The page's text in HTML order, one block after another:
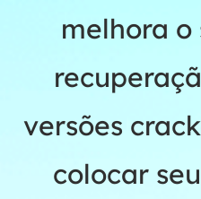
melhora o
versões
colocar